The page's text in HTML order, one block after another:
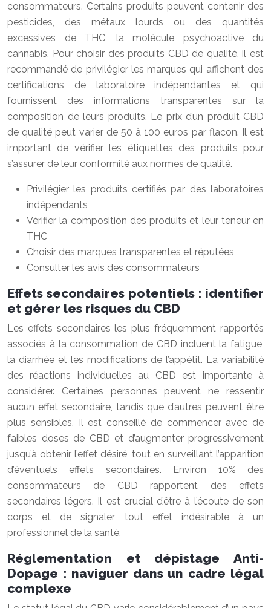
consommateurs. Certains produits peuvent contenir des
pesticides, des métaux lourds ou des quantités
excessives de THC, la molécule psychoactive du
cannabis. Pour choisir des produits CBD de qualité, il est
recommandé de privilégier les marques qui affichent des
certifications de laboratoire indépendantes et qui
fournissent des informations transparentes sur la
composition de leurs produits. Le prix d’un produit CBD
de qualité peut varier de 50 à 100 euros par flacon. Il est
important de vérifier les étiquettes des produits pour
s’assurer de leur conformité aux normes de qualité.
Privilégier les produits certifiés par des laboratoires
indépendants
Vérifier la composition des produits et leur teneur en
THC
Choisir des marques transparentes et réputées
Consulter les avis des consommateurs
Effets secondaires potentiels : identifier
et gérer les risques du CBD
Les effets secondaires les plus fréquemment rapportés
associés à la consommation de CBD incluent la fatigue,
la diarrhée et les modifications de l’appétit. La variabilité
des réactions individuelles au CBD est importante à
considérer. Certaines personnes peuvent ne ressentir
aucun effet secondaire, tandis que d’autres peuvent être
plus sensibles. Il est conseillé de commencer avec de
faibles doses de CBD et d’augmenter progressivement
jusqu’à obtenir l’effet désiré, tout en surveillant l’apparition
d’éventuels effets secondaires. Environ 10% des
consommateurs de CBD rapportent des effets
secondaires légers. Il est crucial d’être à l’écoute de son
corps et de signaler tout effet indésirable à un
professionnel de la santé.
Réglementation et dépistage Anti-
Dopage : naviguer dans un cadre légal
complexe